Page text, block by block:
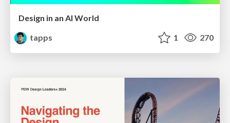
Design in an AI World
tapps
1 270